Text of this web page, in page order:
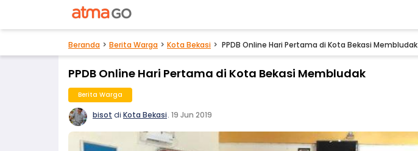
Beranda Berita Warga Kota Bekasi PPDB Online Hari Pertama di Kota Bekasi Membludak
PPDB Online Hari Pertama di Kota Bekasi Membludak
Berita Warga
bisot di Kota Bekasi. 19 Jun 2019